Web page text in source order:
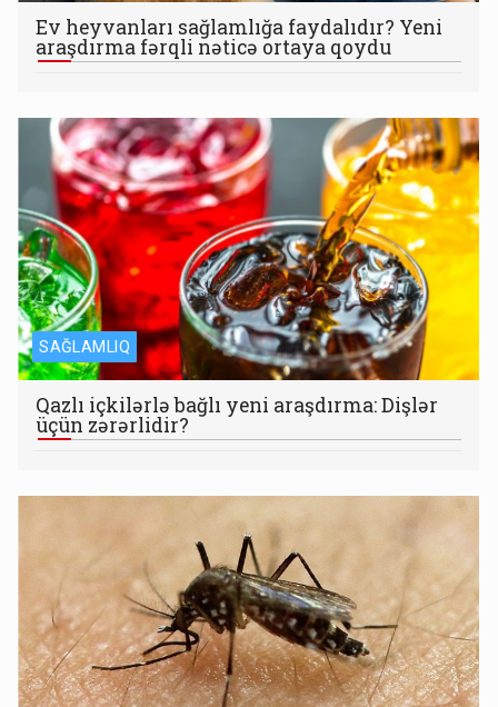
Ev heyvanları sağlamlığa faydalıdır? Yeni
araşdırma fərqli nəticə ortaya qoydu
SAĞLAMLIQ
Qazlı içkilərlə bağlı yeni araşdırma: Dişlər
üçün zərərlidir?